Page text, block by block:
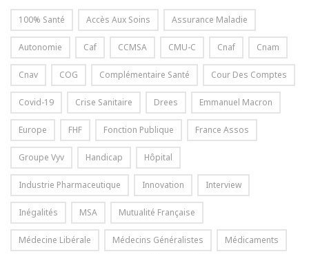
100% Santé Accès Aux Soins Assurance Maladie
Autonomie Caf CCMSA CMU-C Cnaf Cnam
Cnav COG Complémentaire Santé Cour Des Comptes
Covid-19 Crise Sanitaire Drees Emmanuel Macron
Europe FHF Fonction Publique France Assos
Groupe Vyv Handicap Hôpital
Industrie Pharmaceutique Innovation Interview
Inégalités MSA Mutualité Française
Médecine Libérale Médecins Généralistes Médicaments